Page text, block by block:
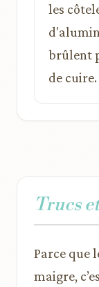
les
brûlent
de cuire.
Trucs
Parce que
maigre,